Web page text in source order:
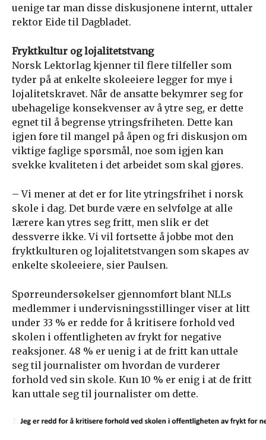
uenige tar man disse diskusjonene internt, uttaler
rektor Eide til Dagbladet.
Fryktkultur og lojalitetstvang
Norsk Lektorlag kjenner til flere tilfeller som
tyder på at enkelte skoleeiere legger for mye i
lojalitetskravet. Når de ansatte bekymrer seg for
ubehagelige konsekvenser av å ytre seg, er dette
egnet til å begrense ytringsfriheten. Dette kan
igjen føre til mangel på åpen og fri diskusjon om
viktige faglige spørsmål, noe som igjen kan
svekke kvaliteten i det arbeidet som skal gjøres.
– Vi mener at det er for lite ytringsfrihet i norsk
skole i dag. Det burde være en selvfølge at alle
lærere kan ytres seg fritt, men slik er det
dessverre ikke. Vi vil fortsette å jobbe mot den
fryktkulturen og lojalitetstvangen som skapes av
enkelte skoleeiere, sier Paulsen.
Spørreundersøkelser gjennomført blant NLLs
medlemmer i undervisningsstillinger viser at litt
under 33 % er redde for å kritisere forhold ved
skolen i offentligheten av frykt for negative
reaksjoner. 48 % er uenig i at de fritt kan uttale
seg til journalister om hvordan de vurderer
forhold ved sin skole. Kun 10 % er enig i at de fritt
kan uttale seg til journalister om dette.